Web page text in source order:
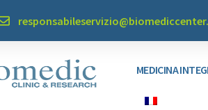
MEDICINA